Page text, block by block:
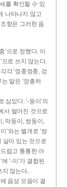
를 확인할 수 있
나타나지 않고
항은 그러한 음
’으로 정했다. 이
으로 쓰지 않는다.
각 ‘껑충껑충, 겅
말은 ‘깡총하
삼았다. ‘-둥이’의
서 멀어진 것으로
, 막둥이, 쌍둥이,
’와는 별개로 ‘쌍
살아 있는 것으로
랍고 통통한 아
‘-이’가 결합된
지 않는다.
음성 모음이 결